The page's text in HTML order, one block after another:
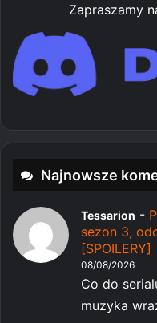
Zapraszamy
Najnowsze
Tessarion -
sezon 3,
[SPOILERY]
08/08/2026
Co do
muzyka